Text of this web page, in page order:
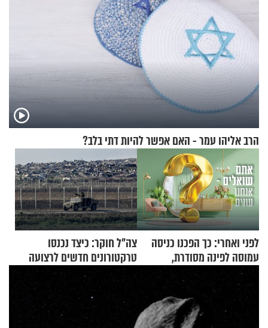
הרב אליהו עמר - האם אפשר להיות דתי בלב?
לפני ואחרי: כך הפכנו כניסה
עמוסה לפינה מסודרת,
שימושית ומזמינה
צה"ל חוקר: כיצד נכנסו
טרקטורונים חדשים לרצועה